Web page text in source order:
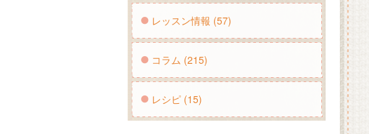
レッスン情報 (57)
コラム (215)
レシピ (15)